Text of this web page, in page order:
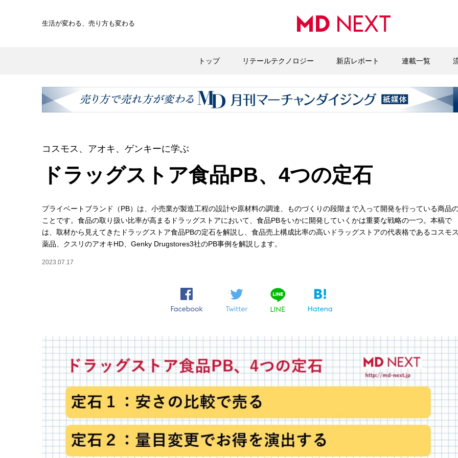
生活が変わる、 売り方も変わる
トップ リテールテクノロジー 新店レポート 連載一覧
コスモス、アオキ、ゲンキーに学ぶ
ドラッグストア食品PB、4つの定石
プライベートブランド（PB）は、小売業が製造工程の設計や原材料の調達、ものづくりの段階まで入って開発を行っている商品
ことです。食品の取り扱い比率が高まるドラッグストアにおいて、食品PBをいかに開発していくかは重要な戦略の一つ。本稿で
は、取材から見えてきたドラッグストア食品PBの定石を解説し、食品売上構成比率の高いドラッグストアの代表格であるコスモ
薬品、クスリのアオキHD、Genky Drugstores3社のPB事例を解説します。
2023.07.17